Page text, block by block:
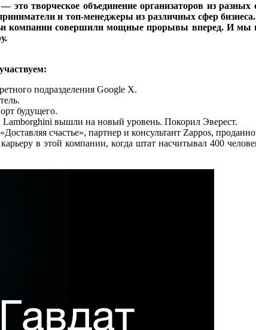
это творческое объединение организаторов из
и топ-менеджеры из различных сфер
компании совершили мощные прорывы вперед. И мы
подразделения Google X.
будущего.
Lamborghini вышли на новый уровень. Покорил Эверест.
счастье», партнер и консультант Zappos,
в этой компании, когда штат насчитывал 400